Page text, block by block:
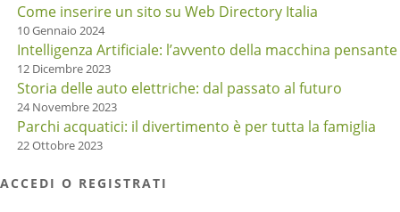
Come inserire un sito su Web Directory Italia
10 Gennaio 2024
Intelligenza Artificiale: l’avvento della macchina pensante
12 Dicembre 2023
Storia delle auto elettriche: dal passato al futuro
24 Novembre 2023
Parchi acquatici: il divertimento è per tutta la famiglia
22 Ottobre 2023
ACCEDI O REGISTRATI